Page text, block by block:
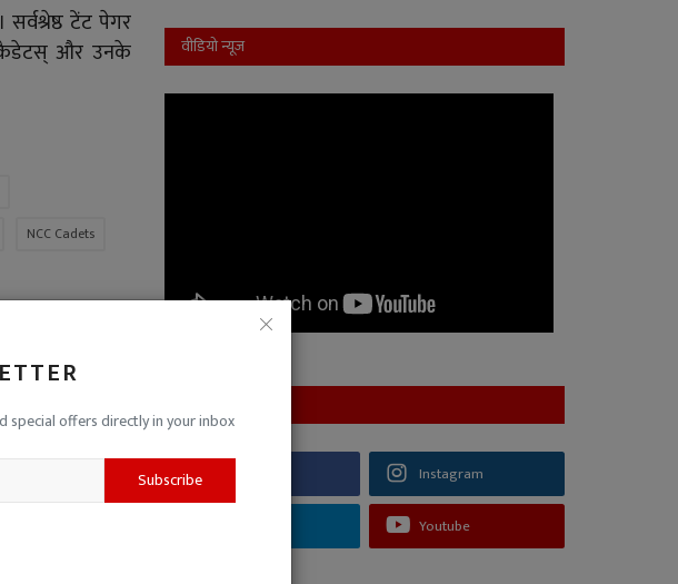
special offers directly in your inbox
Subscribe
टेंट पेगर
कैडेटस्‌ और उनके
NCC Cadets
वीडियो न्यूज
Instagram
Youtube